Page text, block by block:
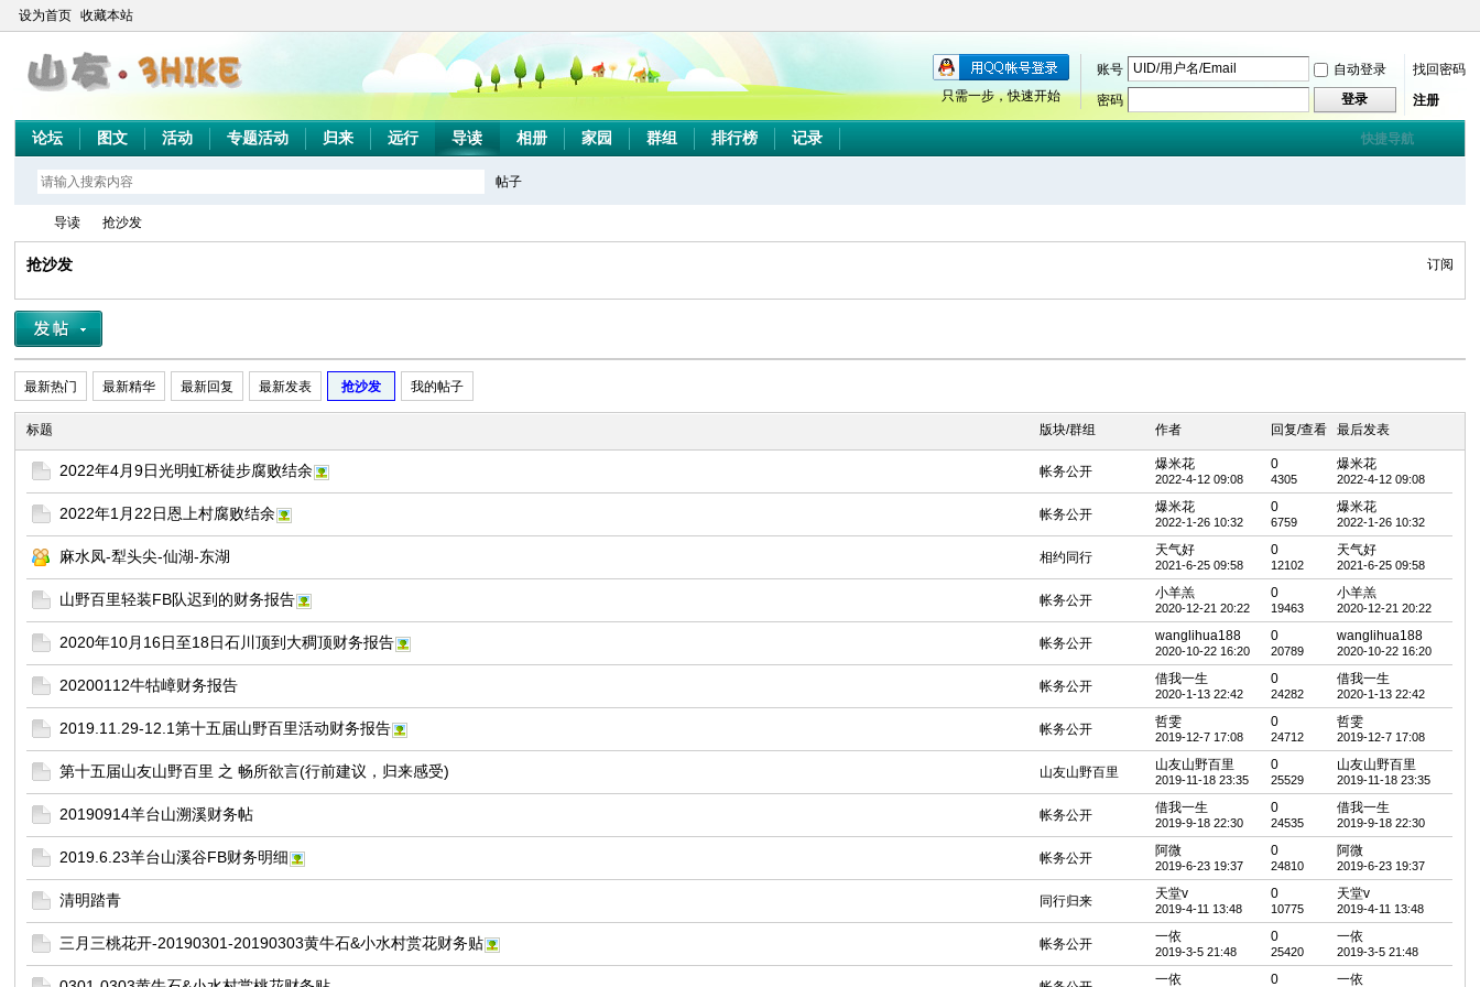
设为首页 收藏本站
账号 自动登录
找回密码
密码
登录 注册
只需一步，快速开始
快捷导航
论坛 图文 活动 专题活动 归来 远行 导读 相册 家园 群组 排行榜 记录
帖子
山
友
»
导读
›
抢沙发
订阅
抢沙发
最新热门 最新精华 最新回复 最新发表 抢沙发 我的帖子
标题 版块/群组 作者 回复/查看 最后发表
2022年4月9日光明虹桥徒步腐败结余 帐务公开 爆米花
2022-4-12 09:08
0
4305
爆米花
2022-4-12 09:08
2022年1月22日恩上村腐败结余 帐务公开 爆米花
2022-1-26 10:32
0
6759
爆米花
2022-1-26 10:32
麻水凤-犁头尖-仙湖-东湖 相约同行 天气好
2021-6-25 09:58
0
12102
天气好
2021-6-25 09:58
山野百里轻装FB队迟到的财务报告 帐务公开 小羊羔
2020-12-21 20:22
0
19463
小羊羔
2020-12-21 20:22
2020年10月16日至18日石川顶到大稠顶财务报告 帐务公开 wanglihua188
2020-10-22 16:20
0
20789
wanglihua188
2020-10-22 16:20
20200112牛牯嶂财务报告 帐务公开 借我一生
2020-1-13 22:42
0
24282
借我一生
2020-1-13 22:42
2019.11.29-12.1第十五届山野百里活动财务报告 帐务公开 哲雯
2019-12-7 17:08
0
24712
哲雯
2019-12-7 17:08
第十五届山友山野百里 之 畅所欲言(行前建议，归来感受) 山友山野百里 山友山野百里
2019-11-18 23:35
0
25529
山友山野百里
2019-11-18 23:35
20190914羊台山溯溪财务帖 帐务公开 借我一生
2019-9-18 22:30
0
24535
借我一生
2019-9-18 22:30
2019.6.23羊台山溪谷FB财务明细 帐务公开 阿微
2019-6-23 19:37
0
24810
阿微
2019-6-23 19:37
清明踏青 同行归来 天堂v
2019-4-11 13:48
0
10775
天堂v
2019-4-11 13:48
三月三桃花开-20190301-20190303黄牛石&小水村赏花财务贴 帐务公开 一依
2019-3-5 21:48
0
25420
一依
2019-3-5 21:48
一依 0 一依